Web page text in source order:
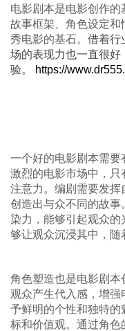
电影剧本是电影创作
故事框架、角色设定
秀电影的基石。 借着行
场的表现力也一直很
验。
https://
一个好的电影剧本需
激烈的电影市场中，
注意力。编剧需要发挥
创造出与众不同的故
染力，能够引起观众
够让观众沉浸其中，随
角色塑造也是电影剧
观众产生代入感，增
予鲜明的个性和独特的
标和价值观。通过角